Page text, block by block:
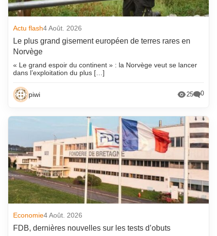
Actu flash4 Août. 2026
Le plus grand gisement européen de terres rares en
Norvège
« Le grand espoir du continent » : la Norvège veut se lancer
dans l’exploitation du plus […]
piwi 25 0
Economie4 Août. 2026
FDB, dernières nouvelles sur les tests d’obuts